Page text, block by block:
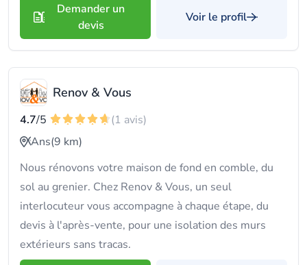
Demander un
devis
Voir le profil
Renov & Vous
4.7/5
(1 avis)
Ans(9 km)
Nous rénovons votre maison de fond en comble, du
sol au grenier. Chez Renov & Vous, un seul
interlocuteur vous accompagne à chaque étape, du
devis à l'après-vente, pour une isolation des murs
extérieurs sans tracas.